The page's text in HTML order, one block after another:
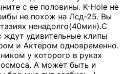
с ее половины. K-Hole не
не похож на Лсд-25. Вы
ненадолго(40мин).С
ждут удивительные клипы
и Актером одновременно.
у которого в руках
А может быть и